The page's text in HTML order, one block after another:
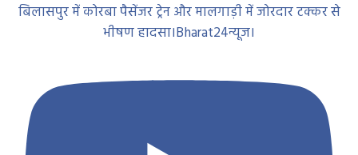
बिलासपुर में कोरबा पैसेंजर ट्रेन और मालगाड़ी में जोरदार टक्कर से
भीषण हादसा।Bharat24न्यूज।